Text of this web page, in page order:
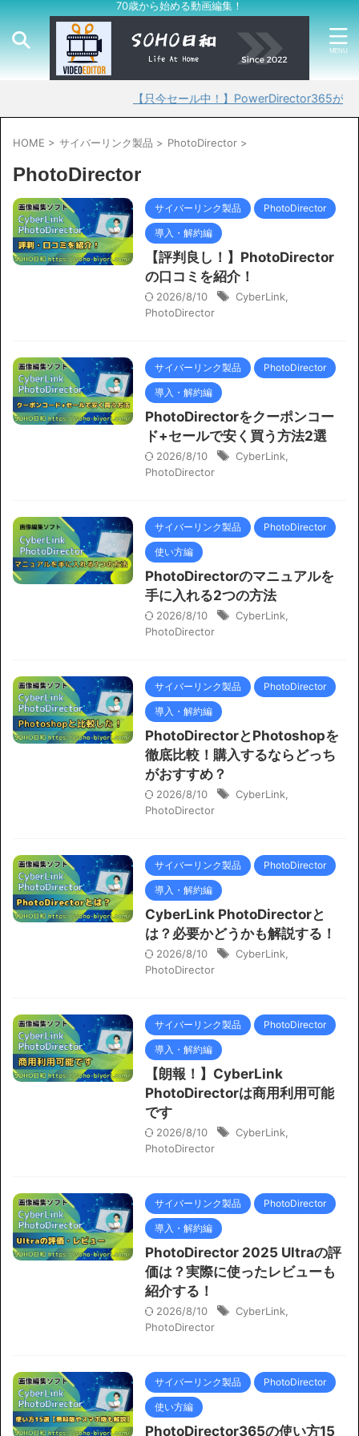
70歳から始める動画編集！
【只今セール中！】PowerDirector365が
HOME > サイバーリンク製品 > PhotoDirector >
PhotoDirector
サイバーリンク製品 PhotoDirector
導入・解約編
【評判良し！】PhotoDirector
の口コミを紹介！
2026/8/10 CyberLink
PhotoDirector
サイバーリンク製品 PhotoDirector
導入・解約編
PhotoDirectorをクーポンコー
ド+セールで安く買う方法2選
2026/8/10 CyberLink
PhotoDirector
サイバーリンク製品 PhotoDirector
使い方編
PhotoDirectorのマニュアルを
手に入れる2つの方法
2026/8/10 CyberLink
PhotoDirector
サイバーリンク製品 PhotoDirector
導入・解約編
PhotoDirectorとPhotoshopを
徹底比較！購入するならどっち
がおすすめ？
2026/8/10 CyberLink
PhotoDirector
サイバーリンク製品 PhotoDirector
導入・解約編
CyberLink PhotoDirectorと
は？必要かどうかも解説する！
2026/8/10 CyberLink
PhotoDirector
サイバーリンク製品 PhotoDirector
導入・解約編
【朗報！】CyberLink
PhotoDirectorは商用利用可能
です
2026/8/10 CyberLink
PhotoDirector
サイバーリンク製品 PhotoDirector
導入・解約編
PhotoDirector 2025 Ultraの評
価は？実際に使ったレビューも
紹介する！
2026/8/10 CyberLink
PhotoDirector
サイバーリンク製品 PhotoDirector
使い方編
PhotoDirector365の使い方15